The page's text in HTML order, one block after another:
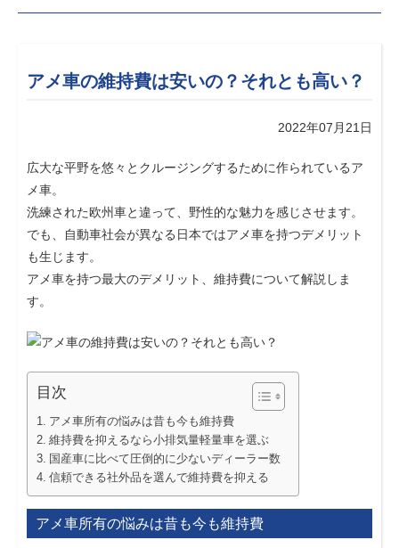
アメ車の維持費は安いの？それとも高い？
2022年07月21日
広大な平野を悠々とクルージングするために作られているア
メ車。
洗練された欧州車と違って、野性的な魅力を感じさせます。
でも、自動車社会が異なる日本ではアメ車を持つデメリット
も生じます。
アメ車を持つ最大のデメリット、維持費について解説しま
す。
目次
アメ車所有の悩みは昔も今も維持費
維持費を抑えるなら小排気量軽量車を選ぶ
国産車に比べて圧倒的に少ないディーラー数
信頼できる社外品を選んで維持費を抑える
アメ車所有の悩みは昔も今も維持費